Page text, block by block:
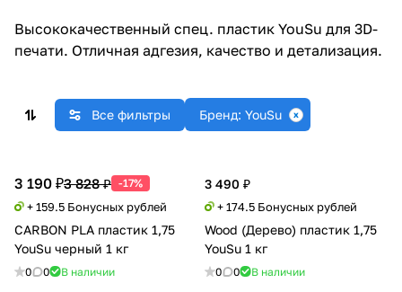
Высококачественный спец. пластик YouSu для 3D-
печати. Отличная адгезия, качество и детализация.
Все фильтры Бренд: YouSu
3 190 ₽3 828 ₽ -17%
+ 159.5 Бонусных рублей
CARBON PLA пластик 1,75
YouSu черный 1 кг
0 0 В наличии
3 490 ₽
+ 174.5 Бонусных рублей
Wood (Дерево) пластик 1,75
YouSu 1 кг
0 0 В наличии